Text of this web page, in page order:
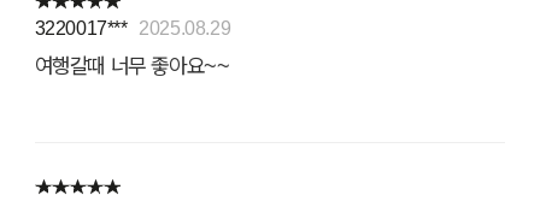
3220017*** 2025.08.29
여행갈때 너무 좋아요~~